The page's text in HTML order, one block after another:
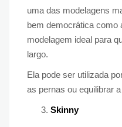
uma das modelagens
bem democrática como
modelagem ideal para
largo.
Ela pode ser utilizada
as pernas ou equilibrar
Skinny